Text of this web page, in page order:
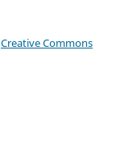
Creative Commons